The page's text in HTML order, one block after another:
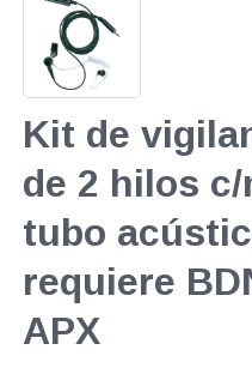
Kit de
de 2 hilos
tubo
requiere
APX